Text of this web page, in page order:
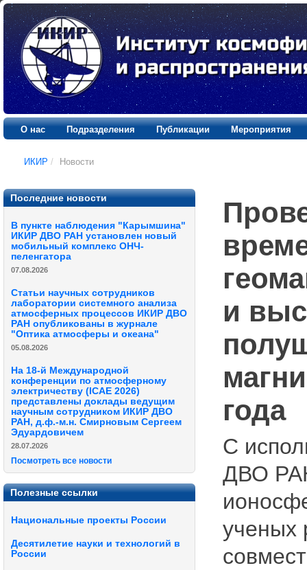
О нас Подразделения Публикации Мероприятия
ИКИР / Новости
Последние новости
В пункте наблюдения "Карымшина"
ИКИР ДВО РАН установлен новый
мобильный комплекс ОНЧ-
пеленгатора
07.08.2026
Статьи научных сотрудников
лаборатории системного анализа
атмосферных процессов ИКИР ДВО
РАН опубликованы в журнале
"Оптика атмосферы и океана"
05.08.2026
На 18-й Международной
конференции по атмосферному
электричеству (ICAE 2026)
представлены доклады ведущим
научным сотрудником ИКИР ДВО
РАН, д.ф.-м.н. Смирновым Сергеем
Эдуардовичем
28.07.2026
Посмотреть все новости
Полезные ссылки
Национальные проекты России
Десятилетие науки и технологий в
России
и
года
С
ДВО
ученых